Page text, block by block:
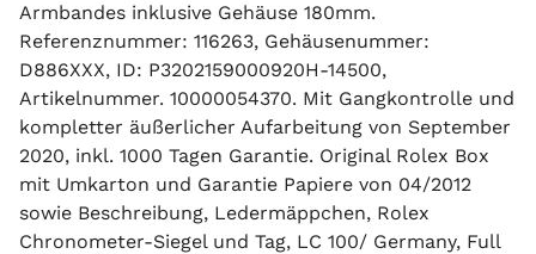
Armbandes inklusive Gehäuse 180mm.
Referenznummer: 116263, Gehäusenummer:
D886XXX, ID: P3202159000920H-14500,
Artikelnummer. 10000054370. Mit Gangkontrolle und
kompletter äußerlicher Aufarbeitung von September
2020, inkl. 1000 Tagen Garantie. Original Rolex Box
mit Umkarton und Garantie Papiere von 04/2012
sowie Beschreibung, Ledermäppchen, Rolex
Chronometer-Siegel und Tag, LC 100/ Germany, Full